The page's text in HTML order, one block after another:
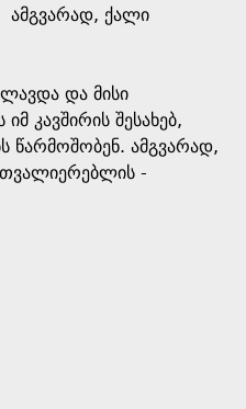
ამგვარად, ქალი
და მისი
კავშირის შესახებ,
წარმოშობენ. ამგვარად,
-